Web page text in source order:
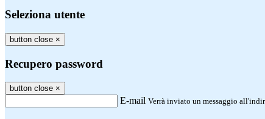
Seleziona utente
button close ×
Recupero password
button close ×
E-mail Verrà inviato un messaggio